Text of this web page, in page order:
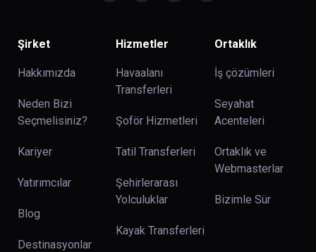
Şirket
Hakkımızda
Neden Bizi
Seçmelisiniz?
Kariyer
Yatırımcılar
Blog
Destinasyonlar
Hizmetler
Havaalanı
Transferleri
Şoför Hizmetleri
Tatil Transferleri
Şehirlerarası
Yolculuklar
Kayak Transferleri
Ortaklık
İş çözümleri
Seyahat
Acenteleri
Ortaklık ve
Webmasterlar
Bizimle Sür